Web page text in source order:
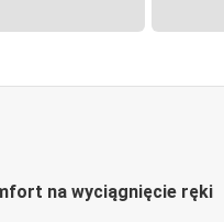
na wyciągnięcie ręki